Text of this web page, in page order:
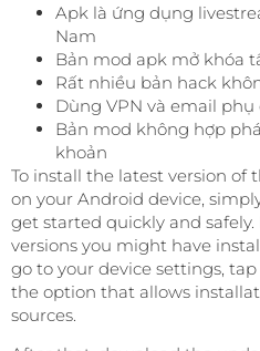
Apk là ứng dụng
Nam
Bản mod apk mở khóa
Rất nhiều bản hack
Dùng VPN và email
Bản mod không hợp
khoản
To install the latest version of
on your Android device,
get started quickly and safely.
versions you might have
go to your device settings, tap
the option that allows
sources.